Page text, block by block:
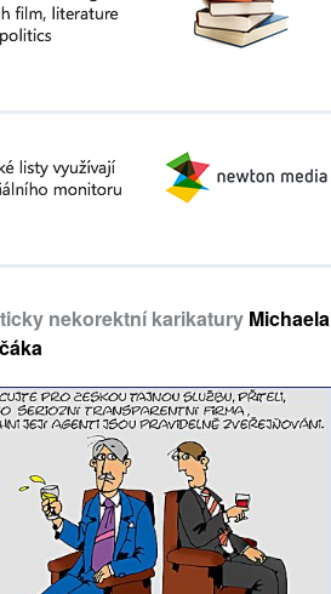
nekorektní karikatury Michaela